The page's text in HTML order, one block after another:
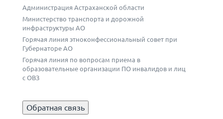
Администрация Астраханской области
Министерство транспорта и дорожной
инфраструктуры АО
Горячая линия этноконфессиональный совет при
Губернаторе АО
Горячая линия по вопросам приема в
образовательные организации ПО инвалидов и лиц
с ОВЗ
Обратная связь